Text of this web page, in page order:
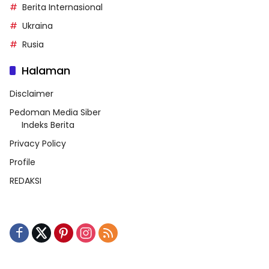
Berita Internasional
Ukraina
Rusia
Halaman
Disclaimer
Pedoman Media Siber
Indeks Berita
Privacy Policy
Profile
REDAKSI